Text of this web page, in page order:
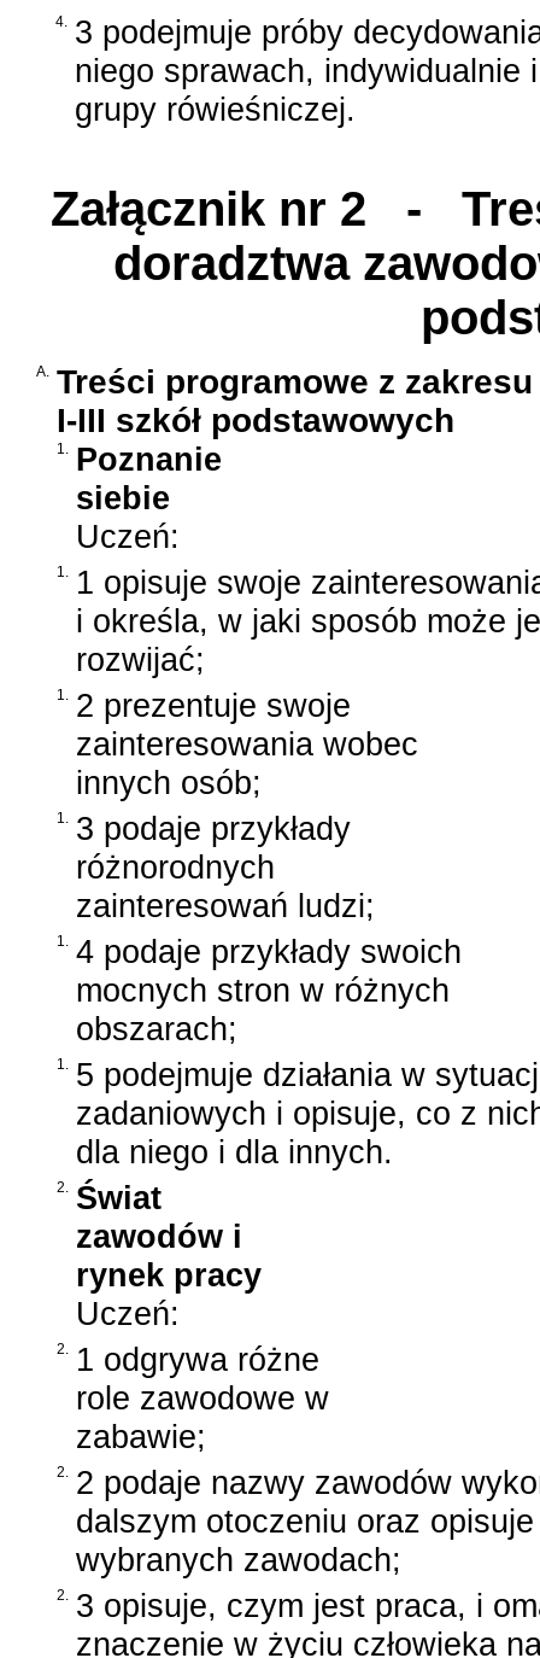
4. 3 podejmuje próby
niego sprawach, indywidualnie
grupy rówieśniczej.
Załącznik nr 2 -
doradztwa
A.
Treści programowe z
I-III szkół podstawowych
1.
Poznanie
siebie
Uczeń:
1.
1 opisuje swoje
i określa, w jaki sposób może je
rozwijać;
1.
2 prezentuje swoje
zainteresowania wobec
innych osób;
1.
3 podaje przykłady
różnorodnych
zainteresowań ludzi;
1.
4 podaje przykłady swoich
mocnych stron w różnych
obszarach;
1.
5 podejmuje działania w
zadaniowych i opisuje, co z
dla niego i dla innych.
2.
Świat
zawodów i
rynek pracy
Uczeń:
2.
1 odgrywa różne
role zawodowe w
zabawie;
2.
2 podaje nazwy zawodów
dalszym otoczeniu oraz
wybranych zawodach;
2.
3 opisuje, czym jest praca, i
znaczenie w życiu człowieka